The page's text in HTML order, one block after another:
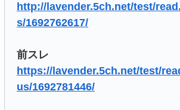
http://lavender.5ch.net/test/
s/1692762617/
前スレ
https://lavender.5ch.net/test/
us/1692781446/